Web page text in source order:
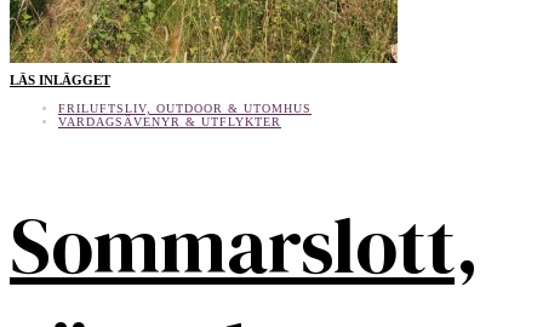
LÄS INLÄGGET
FRILUFTSLIV, OUTDOOR & UTOMHUS
VARDAGSÄVENYR & UTFLYKTER
Sommarslott,